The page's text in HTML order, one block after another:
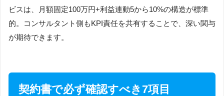
ビスは、月額固定100万円+利益連動5から10%の構造が標準
的。コンサルタント側もKPI責任を共有することで、深い関与
が期待できます。
契約書で必ず確認すべき7項目